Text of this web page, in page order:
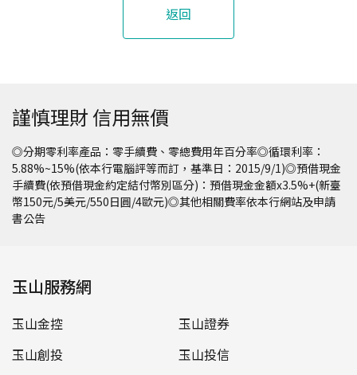
返回
謹慎理財 信用無價
◎分期零利率產品：零手續費、零總費用年百分率◎循環利率：
5.88%~15%(依本行電腦評等而訂，基準日：2015/9/1)◎預借現金
手續費(依預借現金約定結付幣別區分)：預借現金金額x3.5%+(新臺
幣150元/5美元/550日圓/4歐元)◎其他相關費率依本行網站及申請
書公告
玉山服務網
玉山金控
玉山證券
玉山創投
玉山投信